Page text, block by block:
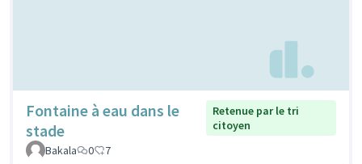
Fontaine à eau dans le
stade
Retenue par le tri
citoyen
Bakala
0 7